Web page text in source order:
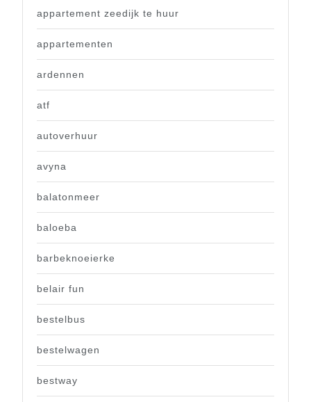
appartement zeedijk te huur
appartementen
ardennen
atf
autoverhuur
avyna
balatonmeer
baloeba
barbeknoeierke
belair fun
bestelbus
bestelwagen
bestway